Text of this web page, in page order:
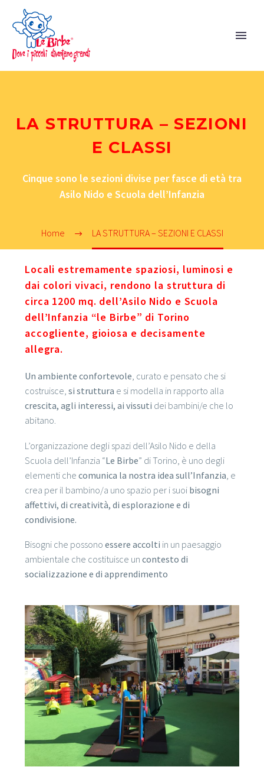
LA STRUTTURA – SEZIONI
E CLASSI
Cinque sono le sezioni divise per fasce di età tra
Asilo Nido e Scuola dell’Infanzia
Home LA STRUTTURA – SEZIONI E CLASSI
Locali estremamente spaziosi, luminosi e
dai colori vivaci, rendono la struttura di
circa 1200 mq. dell’Asilo Nido e Scuola
dell’Infanzia “le Birbe” di Torino
accogliente, gioiosa e decisamente
allegra.
Un ambiente confortevole, curato e pensato che si
costruisce, si struttura e si modella in rapporto alla
crescita, agli interessi, ai vissuti dei bambini/e che lo
abitano.
L’organizzazione degli spazi dell’Asilo Nido e della
Scuola dell’Infanzia “Le Birbe” di Torino, è uno degli
elementi che comunica la nostra idea sull’Infanzia , e
crea per il bambino/a uno spazio per i suoi bisogni
affettivi, di creatività, di esplorazione e di
condivisione.
Bisogni che possono essere accolti in un paesaggio
ambientale che costituisce un contesto di
socializzazione e di apprendimento